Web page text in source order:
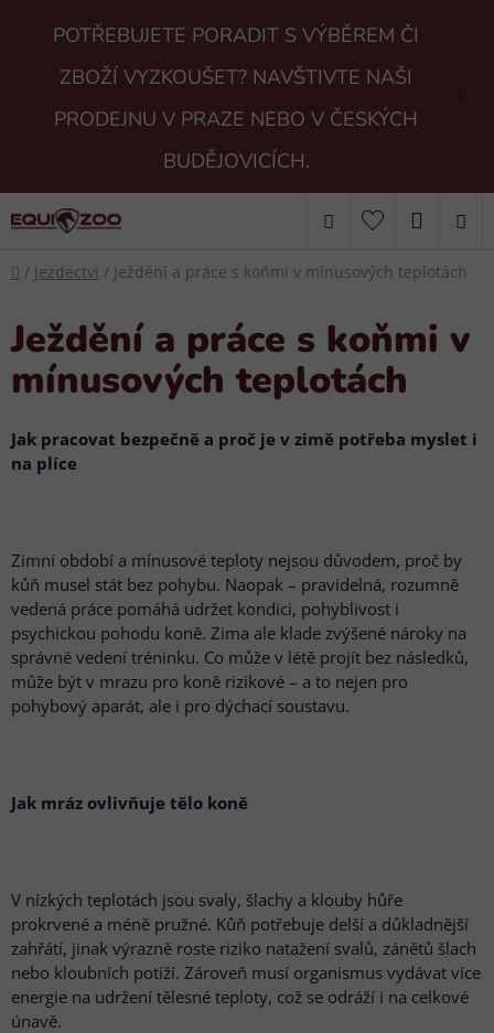
POTŘEBUJETE PORADIT S VÝBĚREM ČI
ZBOŽÍ VYZKOUŠET? NAVŠTIVTE NAŠI
PRODEJNU V PRAZE NEBO V ČESKÝCH
BUDĚJOVICÍCH.
Hledat
KOŠÍK
Domů
/ Jezdectví / Ježdění a práce s koňmi v mínusových teplotách
Ježdění a práce s koňmi v
mínusových teplotách
Jak pracovat bezpečně a proč je v zimě potřeba myslet i
na plíce
Zimní období a mínusové teploty nejsou důvodem, proč by
kůň musel stát bez pohybu. Naopak – pravidelná, rozumně
vedená práce pomáhá udržet kondici, pohyblivost i
psychickou pohodu koně. Zima ale klade zvýšené nároky na
správné vedení tréninku. Co může v létě projít bez následků,
může být v mrazu pro koně rizikové – a to nejen pro
pohybový aparát, ale i pro dýchací soustavu.
Jak mráz ovlivňuje tělo koně
V nízkých teplotách jsou svaly, šlachy a klouby hůře
prokrvené a méně pružné. Kůň potřebuje delší a důkladnější
zahřátí, jinak výrazně roste riziko natažení svalů, zánětů šlach
nebo kloubních potíží. Zároveň musí organismus vydávat více
energie na udržení tělesné teploty, což se odráží i na celkové
únavě.